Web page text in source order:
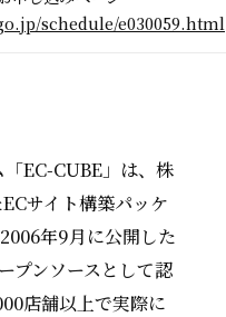
schedule/e030059.html
EC-CUBE」は、株
サイト構築パッケ
年9月に公開した
プンソースとして認
店舗以上で実際に